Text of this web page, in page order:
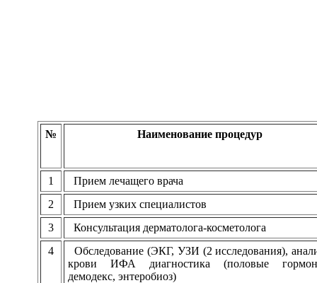
№ Наименование процедур
1
Прием лечащего врача
2
Прием узких специалистов
3
Консультация дерматолога-косметолога
4
Обследование (ЭКГ, УЗИ (2 исследования),
крови ИФА диагностика (половые
демодекс, энтеробиоз)